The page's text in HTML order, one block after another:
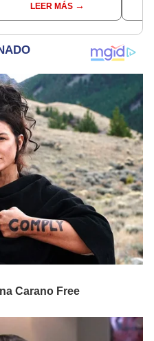
Indecopi multó a la
empresa con más de S/
LEER MÁS